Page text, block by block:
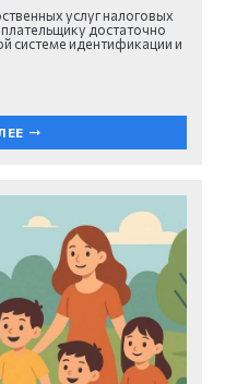
услуг налоговых
достаточно
системе идентификации и